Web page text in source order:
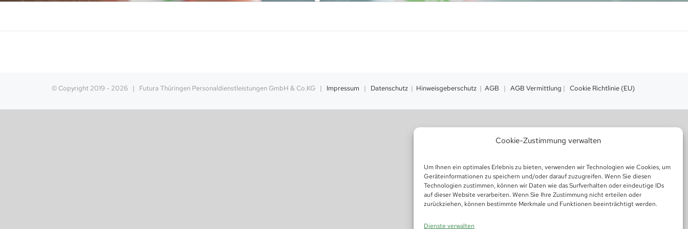
Cookie-Zustimmung verwalten
Um Ihnen ein optimales Erlebnis zu bieten, verwenden wir Technologien wie Cookies, um
Geräteinformationen zu speichern und/oder darauf zuzugreifen. Wenn Sie diesen
Technologien zustimmen, können wir Daten wie das Surfverhalten oder eindeutige IDs
auf dieser Website verarbeiten. Wenn Sie Ihre Zustimmung nicht erteilen oder
zurückziehen, können bestimmte Merkmale und Funktionen beeinträchtigt werden.
Dienste verwalten
© Copyright 2019 - 2026 | Futura Thüringen Personaldienstleistungen GmbH & Co.KG | Impressum | Datenschutz | Hinweisgeberschutz | AGB | AGB Vermittlung | Cookie Richtlinie (EU)